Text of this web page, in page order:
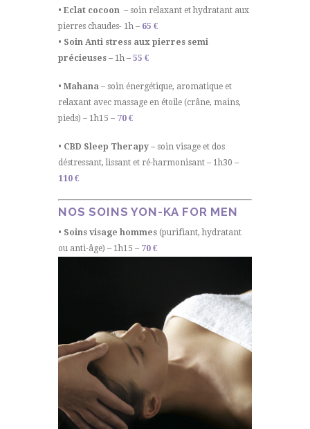
• Eclat cocoon – soin relaxant et hydratant aux
pierres chaudes- 1h – 65 €
• Soin Anti stress aux pierres semi
précieuses – 1h – 55 €
• Mahana – soin énergétique, aromatique et
relaxant avec massage en étoile (crâne, mains,
pieds) – 1h15 – 70 €
• CBD Sleep Therapy – soin visage et dos
déstressant, lissant et ré-harmonisant – 1h30 –
110 €
NOS SOINS YON-KA FOR MEN
• Soins visage hommes (purifiant, hydratant
ou anti-âge) – 1h15 – 70 €